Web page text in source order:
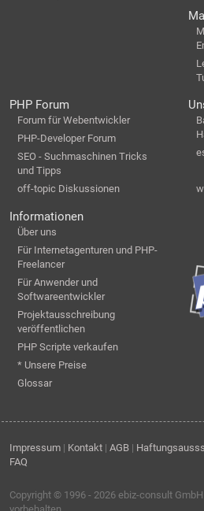
PHP Forum
Forum für Webentwickler
PHP-Developer Forum
SEO - Suchmaschinen Tricks
und Tipps
off-topic Diskussionen
Informationen
Über uns
Für Internetagenturen und PHP-
Freelancer
Für Anwender und
Softwareentwickler
Projektausschreibung
veröffentlichen
PHP Scripte verkaufen
* Unsere Preise
Glossar
Impressum | Kontakt | AGB |
FAQ
Copyright © 1996 - 2026 ebiz-consult GmbH